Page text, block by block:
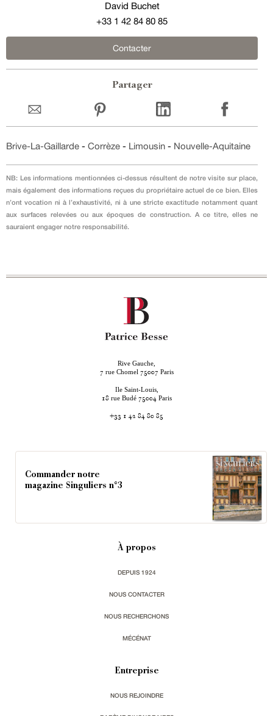
David Buchet
+33 1 42 84 80 85
Contacter
Partager
Brive-La-Gaillarde - Corrèze - Limousin - Nouvelle-Aquitaine
NB: Les informations mentionnées ci-dessus résultent de notre visite sur place,
mais également des informations reçues du propriétaire actuel de ce bien. Elles
n’ont vocation ni à l’exhaustivité, ni à une stricte exactitude notamment quant
aux surfaces relevées ou aux époques de construction. A ce titre, elles ne
sauraient engager notre responsabilité.
Rive Gauche,
7 rue Chomel 75007 Paris
Ile Saint-Louis,
18 rue Budé 75004 Paris
+33 1 42 84 80 85
Commander notre
magazine Singuliers n°3
À propos
DEPUIS 1924
NOUS CONTACTER
NOUS RECHERCHONS
MÉCÉNAT
Entreprise
NOUS REJOINDRE